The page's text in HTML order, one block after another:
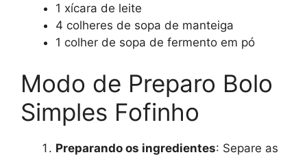
1 xícara de leite
4 colheres de sopa de manteiga
1 colher de sopa de fermento em pó
Modo de Preparo Bolo
Simples Fofinho
Preparando os ingredientes: Separe as